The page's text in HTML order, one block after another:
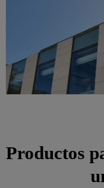
Productos